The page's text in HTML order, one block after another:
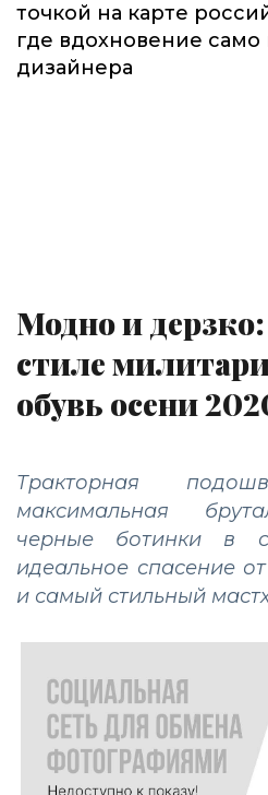
точкой на карте
где вдохновение само
дизайнера
Модно и
стиле
обувь осени
Тракторная
максимальная
черные ботинки в
идеальное спасение
и самый стильный